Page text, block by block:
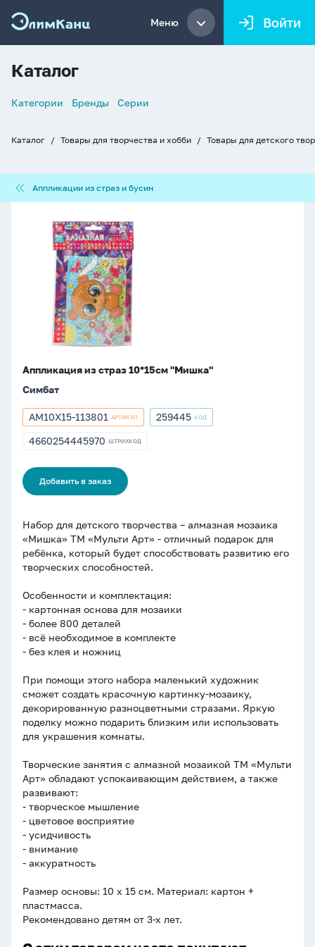
Меню Войти
Каталог
Список
Категории Бренды Серии
Каталог Товары для творчества и хобби Товары для детского
из
страз
Аппликации из страз и бусин
Аппликация
10*15см
"Мишка"
Аппликация из страз 10*15см "Мишка"
Симбат
Артикул
AM10X15-
AM10X15-113801 АРТИКУЛ
Артикул
259445 КОД
ШТРИХКОД
4660254445970 ШТРИХКОД
Добавить в заказ
Набор для детского творчества – алмазная мозаика
«Мишка» ТМ «Мульти Арт» - отличный подарок для
ребёнка, который будет способствовать развитию его
творческих способностей.
Особенности и комплектация:
- картонная основа для мозаики
- более 800 деталей
- всё необходимое в комплекте
- без клея и ножниц
При помощи этого набора маленький художник
сможет создать красочную картинку-мозаику,
декорированную разноцветными стразами. Яркую
поделку можно подарить близким или использовать
для украшения комнаты.
Творческие занятия с алмазной мозаикой ТМ «Мульти
Арт» обладают успокаивающим действием, а также
развивают:
- творческое мышление
- цветовое восприятие
- усидчивость
- внимание
- аккуратность
Размер основы: 10 х 15 см. Материал: картон +
пластмасса.
Рекомендовано детям от 3-х лет.